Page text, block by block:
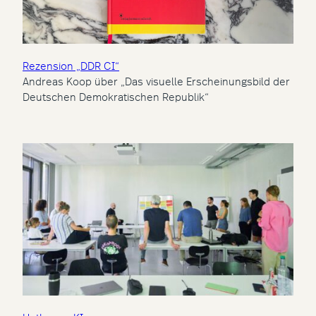
Rezension „DDR CI“
Andreas Koop über „Das visuelle Erscheinungsbild der
Deutschen Demokratischen Republik“